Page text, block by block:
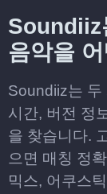
Soundiiz
음악을
Soundiiz는 두
시간, 버전 정
을 찾습니다.
으면 매칭 정
믹스, 어쿠스